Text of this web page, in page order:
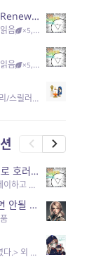
음 ×5, 구독 , 응원82, 리뷰4
음 ×5, 공감11, 응원25
/스릴러| 읽음
이규락 작가님의 레트로 호러 리뷰
외 3개 작품
선생님, 거기 서 계시면 안될 것 같은데요-역할 클리셰를 비튼 작품들
1개 작품